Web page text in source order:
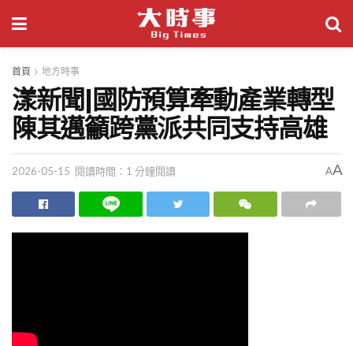
首頁 地方時事
漾新聞|國防預算牽動產業轉型
陳其邁籲跨黨派共同支持高雄
2026-05-15 閱讀時間：1 分鐘閱讀 AA